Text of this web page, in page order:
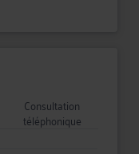
Consultation
téléphonique